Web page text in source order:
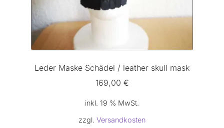
Leder Maske Schädel / leather skull mask
169,00 €
inkl. 19 % MwSt.
zzgl. Versandkosten